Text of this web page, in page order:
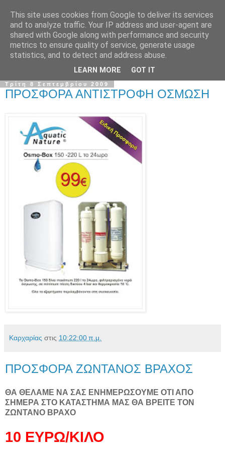
Τρίτη 8 Σεπτεμβρίου 2009
ΠΡΟΣΦΟΡΑ ΑΝΤΙΣΤΡΟΦΗ ΟΣΜΩΣΗ
Καρχαρίας στις 10:22:00 π.μ.
ΠΡΟΣΦΟΡΑ ΖΩΝΤΑΝΟΣ ΒΡΑΧΟΣ
ΘΑ ΘΕΛΑΜΕ ΝΑ ΣΑΣ ΕΝΗΜΕΡΩΣΟΥΜΕ ΟΤΙ ΑΠΟ
ΣΗΜΕΡΑ ΣΤΟ ΚΑΤΑΣΤΗΜΑ ΜΑΣ ΘΑ ΒΡΕΙΤΕ ΤΟΝ
ΖΩΝΤΑΝΟ ΒΡΑΧΟ
10 ΕΥΡΩ/ΚΙΛΟ
This site uses cookies from Google to deliver its services
and to analyze traffic. Your IP address and user-agent are
shared with Google along with performance and security
metrics to ensure quality of service, generate usage
statistics, and to detect and address abuse.
LEARN MORE GOT IT